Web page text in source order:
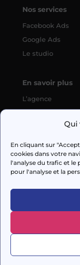
Qui
En cliquant sur
cookies dans votre
l'analyse du trafic et le
pour l'analyse et la
Nos services
Facebook Ads
Google Ads
Le studio
En savoir plus
L’agence
 
– Conçu avec